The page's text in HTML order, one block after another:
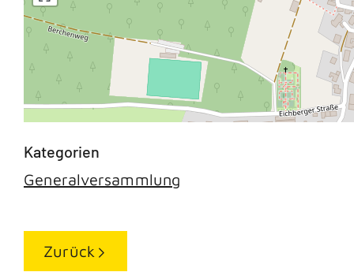
Generalversammlung
Zurück